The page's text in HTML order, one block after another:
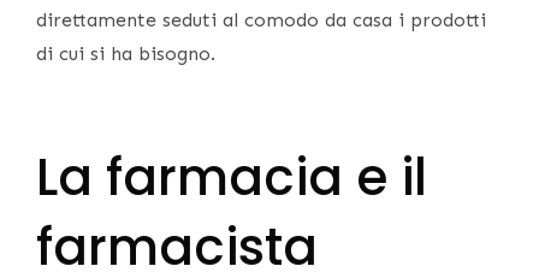
direttamente seduti al comodo da casa i prodotti
di cui si ha bisogno.
La farmacia e il
farmacista